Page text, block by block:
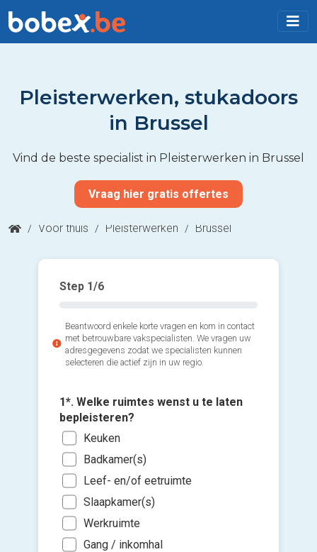
Pleisterwerken, stukadoors
in Brussel
Vind de beste specialist in Pleisterwerken in Brussel
Vraag hier gratis offertes
/ Voor thuis / Pleisterwerken / Brussel
Step 1/6
Beantwoord enkele korte vragen en kom in contact
met betrouwbare vakspecialisten. We vragen uw
adresgegevens zodat we specialisten kunnen
selecteren die actief zijn in uw regio.
1*. Welke ruimtes wenst u te laten
bepleisteren?
Keuken
Badkamer(s)
Leef- en/of eetruimte
Slaapkamer(s)
Werkruimte
Gang / inkomhal